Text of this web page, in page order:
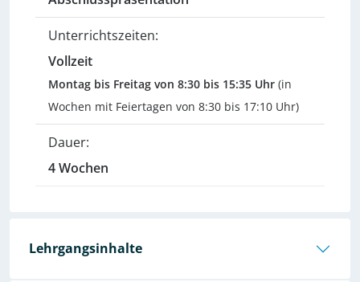
Unterrichtszeiten:
Vollzeit
Montag bis Freitag von 8:30 bis 15:35 Uhr (in
Wochen mit Feiertagen von 8:30 bis 17:10 Uhr)
Dauer:
4 Wochen
Lehrgangsinhalte